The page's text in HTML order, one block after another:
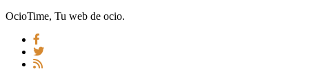
OcioTime, Tu web de ocio.